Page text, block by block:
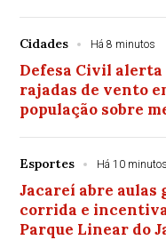
Cidades Há 8 minutos
Defesa Civil
rajadas de vento
população sobre
Esportes Há 10 minutos
Jacareí abre aulas
corrida e
Parque Linear do